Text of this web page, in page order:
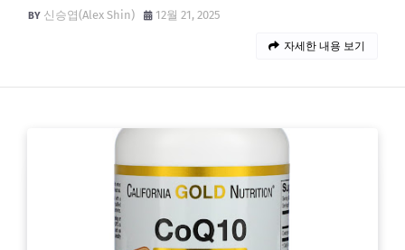
신승엽(Alex Shin)
12월 21, 2025
자세한 내용 보기